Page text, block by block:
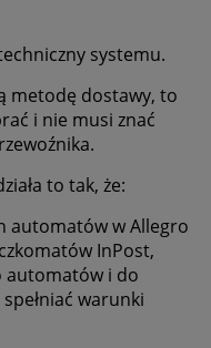
systemu.
metodę dostawy, to
i nie musi znać
to tak, że:
automatów w Allegro
InPost,
automatów i do
warunki